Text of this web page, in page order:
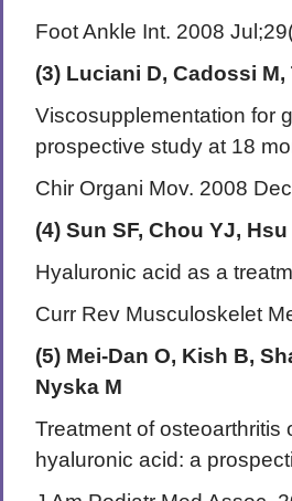
Foot Ankle Int. 2008
(3) Luciani D, Cadossi
Viscosupplementation for
prospective study at 18
Chir Organi Mov. 2008
(4) Sun SF, Chou YJ,
Hyaluronic acid as a
Curr Rev Musculoskelet
(5) Mei-Dan O, Kish B,
Nyska M
Treatment of osteoarthritis
hyaluronic acid: a